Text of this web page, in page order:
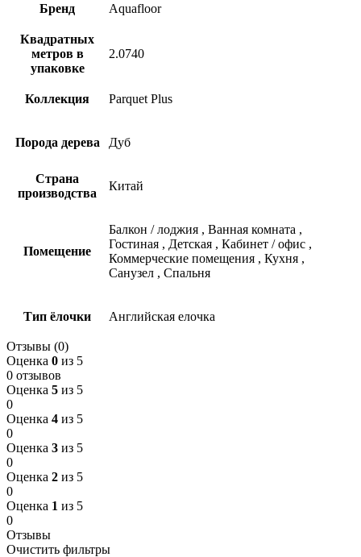
Бренд Aquafloor
Квадратных
метров в
упаковке
2.0740
Коллекция Parquet Plus
Порода дерева Дуб
Страна
производства
Китай
Помещение
Балкон / лоджия , Ванная комната ,
Гостиная , Детская , Кабинет / офис ,
Коммерческие помещения , Кухня ,
Санузел , Спальня
Тип ёлочки Английская елочка
Отзывы (0)
Оценка 0 из 5
0 отзывов
Оценка 5 из 5
0
Оценка 4 из 5
0
Оценка 3 из 5
0
Оценка 2 из 5
0
Оценка 1 из 5
0
Отзывы
Очистить фильтры